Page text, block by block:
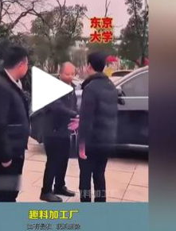
万获刑1年
家有望超200亿元
上涨近百元
古巴工作组
容引争议 本人回应
未经同意的电话营销